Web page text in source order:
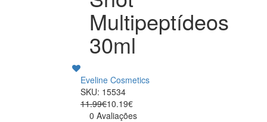
Multipeptídeos
30ml
Eveline Cosmetics
SKU: 15534
11.99€10.19€
0 Avaliações